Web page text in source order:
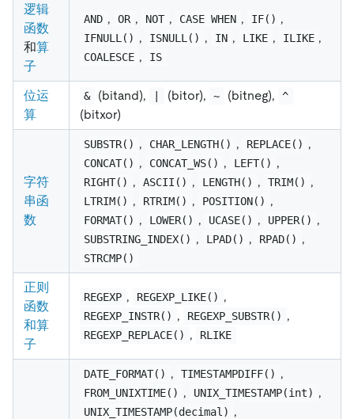
逻辑
函数
和算
子
AND , OR , NOT , CASE WHEN , IF() ,
IFNULL() , ISNULL() , IN , LIKE , ILIKE ,
COALESCE , IS
位运
算
& (bitand), (bitor), ~ (bitneg), ^
(bitxor)
字符
串函
数
SUBSTR() , CHAR_LENGTH() , REPLACE() ,
CONCAT() , CONCAT_WS() , LEFT() ,
RIGHT() , ASCII() , LENGTH() , TRIM() ,
LTRIM() , RTRIM() , POSITION() ,
FORMAT() , LOWER() , UCASE() , UPPER() ,
SUBSTRING_INDEX() , LPAD() , RPAD() ,
STRCMP()
正则
函数
和算
子
REGEXP , REGEXP_LIKE() ,
REGEXP_INSTR() , REGEXP_SUBSTR() ,
REGEXP_REPLACE() , RLIKE
DATE_FORMAT() , TIMESTAMPDIFF() ,
FROM_UNIXTIME() , UNIX_TIMESTAMP(int) ,
UNIX_TIMESTAMP(decimal) ,